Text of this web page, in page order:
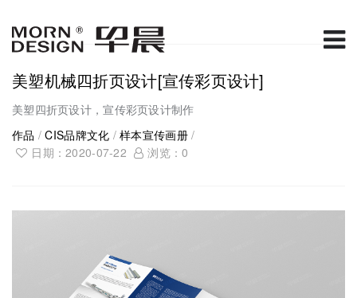
美塑机械四折页设计[宣传彩页设计]
美塑四折页设计，宣传彩页设计制作
作品 /CIS品牌文化 /样本宣传画册/
日期：2020-07-22
浏览：0